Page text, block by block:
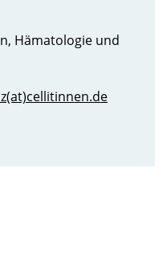
Hämatologie und